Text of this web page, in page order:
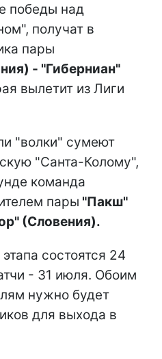
победы над
получат в
пары
- "Гиберниан"
вылетит из Лиги
"волки" сумеют
"Санта-Колому",
команда
пары "Пакш"
(Словения).
состоятся 24
- 31 июля. Обоим
нужно будет
для выхода в